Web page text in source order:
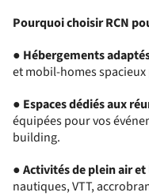
Pourquoi choisir RCN
● Hébergements
et mobil-homes
● Espaces dédiés aux
équipées pour vos
building.
●Activités de plein air
nautiques, VTT,